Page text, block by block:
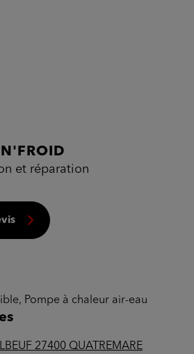
et réparation
Pompe à chaleur air-eau
27400 QUATREMARE